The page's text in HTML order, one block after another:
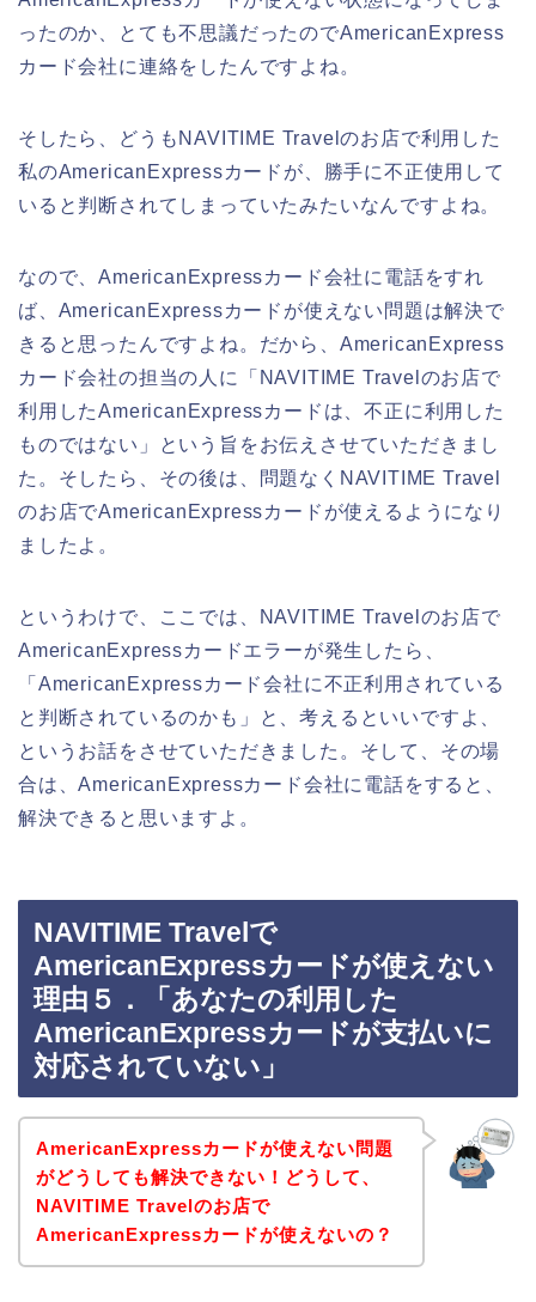
ったのか、とても不思議だったのでAmericanExpress
カード会社に連絡をしたんですよね。
そしたら、どうもNAVITIME Travelのお店で利用した
私のAmericanExpressカードが、勝手に不正使用して
いると判断されてしまっていたみたいなんですよね。
なので、AmericanExpressカード会社に電話をすれ
ば、AmericanExpressカードが使えない問題は解決で
きると思ったんですよね。だから、AmericanExpress
カード会社の担当の人に「NAVITIME Travelのお店で
利用したAmericanExpressカードは、不正に利用した
ものではない」という旨をお伝えさせていただきまし
た。そしたら、その後は、問題なくNAVITIME Travel
のお店でAmericanExpressカードが使えるようになり
ましたよ。
というわけで、ここでは、NAVITIME Travelのお店で
AmericanExpressカードエラーが発生したら、
「AmericanExpressカード会社に不正利用されている
と判断されているのかも」と、考えるといいですよ、
というお話をさせていただきました。そして、その場
合は、AmericanExpressカード会社に電話をすると、
解決できると思いますよ。
NAVITIME Travelで
AmericanExpressカードが使えない
理由５．「あなたの利用した
AmericanExpressカードが支払いに
対応されていない」
AmericanExpressカードが使えない問題
がどうしても解決できない！どうして、
NAVITIME Travelのお店で
AmericanExpressカードが使えないの？